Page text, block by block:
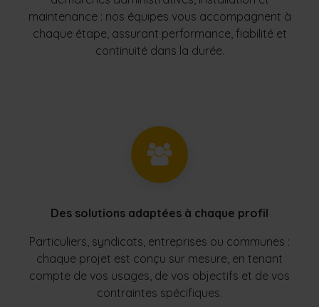
maintenance : nos équipes vous accompagnent à
chaque étape, assurant performance, fiabilité et
continuité dans la durée.
Des solutions adaptées à chaque profil
Particuliers, syndicats, entreprises ou communes :
chaque projet est conçu sur mesure, en tenant
compte de vos usages, de vos objectifs et de vos
contraintes spécifiques.